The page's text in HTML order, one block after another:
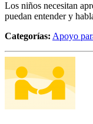
Los niños necesitan
puedan entender y
Categorías: Apoyo